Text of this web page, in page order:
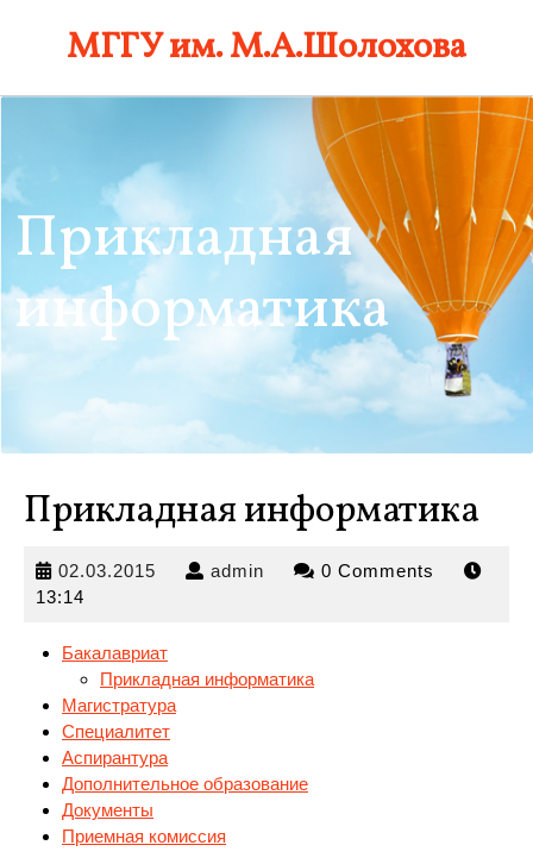
МГГУ им. М.А.Шолохова
Прикладная
информатика
Прикладная информатика
02.03.2015 02.03.2015
admin admin 0 Comments
13:14
Бакалавриат
Прикладная информатика
Магистратура
Специалитет
Аспирантура
Дополнительное образование
Документы
Приемная комиссия